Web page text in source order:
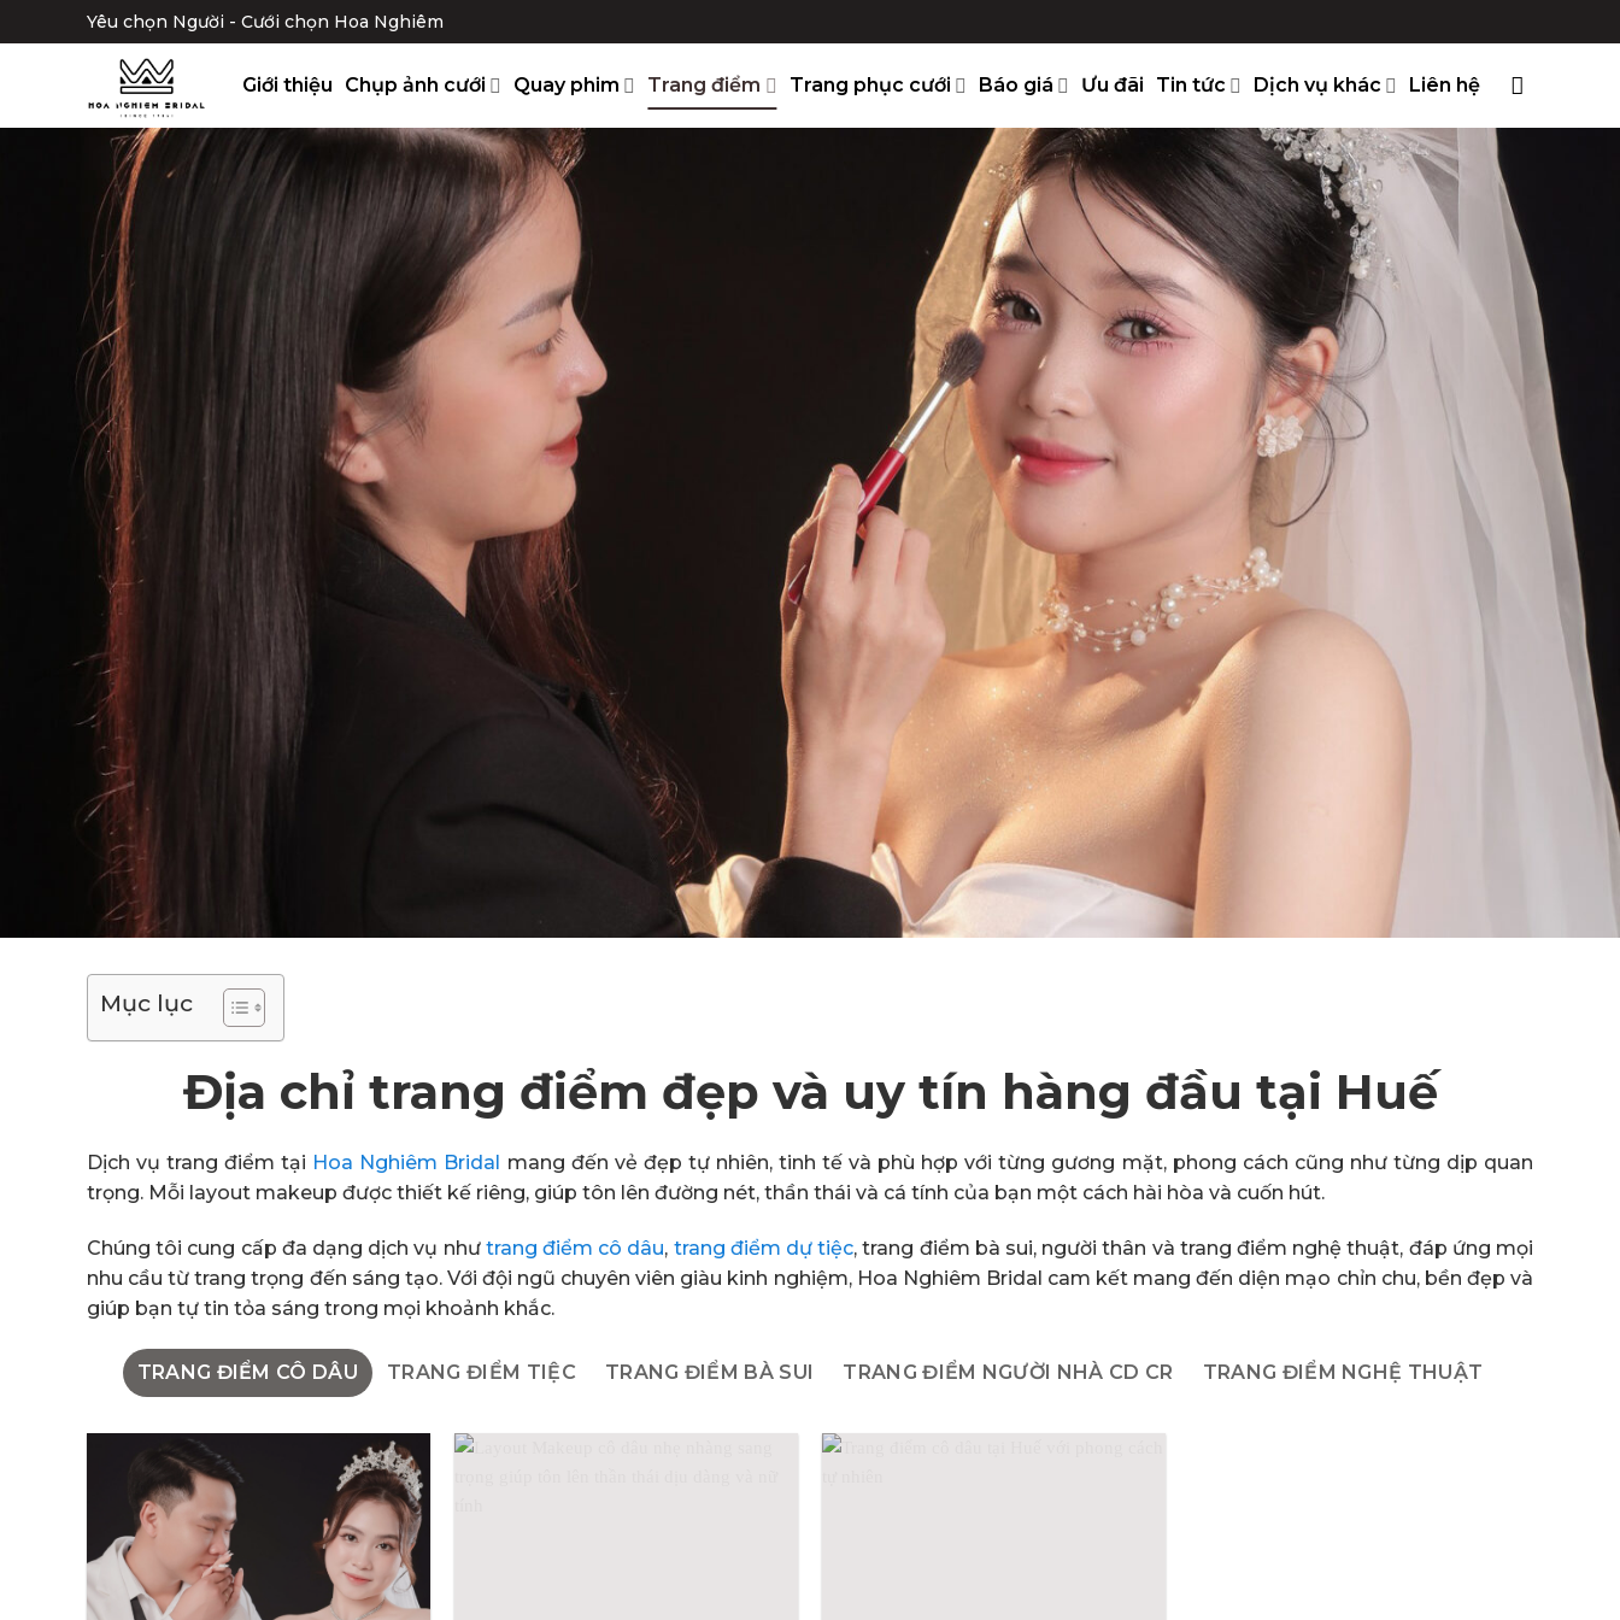
qua
Yêu chọn Người - Cưới chọn Hoa Nghiêm
Giới thiệu Chụp ảnh cưới Quay phim Trang điểm Trang phục cưới Báo giá Ưu đãi Tin tức Dịch vụ khác Liên hệ
Mục lục
Địa chỉ trang điểm đẹp và uy tín hàng đầu tại Huế
Dịch vụ trang điểm tại Hoa Nghiêm Bridal mang đến vẻ đẹp tự nhiên, tinh tế và phù hợp với từng gương mặt, phong cách cũng như từng dịp quan
trọng. Mỗi layout makeup được thiết kế riêng, giúp tôn lên đường nét, thần thái và cá tính của bạn một cách hài hòa và cuốn hút.
Chúng tôi cung cấp đa dạng dịch vụ như trang điểm cô dâu, trang điểm dự tiệc, trang điểm bà sui, người thân và trang điểm nghệ thuật, đáp ứng mọi
nhu cầu từ trang trọng đến sáng tạo. Với đội ngũ chuyên viên giàu kinh nghiệm, Hoa Nghiêm Bridal cam kết mang đến diện mạo chỉn chu, bền đẹp và
giúp bạn tự tin tỏa sáng trong mọi khoảnh khắc.
TRANG ĐIỂM CÔ DÂU TRANG ĐIỂM TIỆC TRANG ĐIỂM BÀ SUI TRANG ĐIỂM NGƯỜI NHÀ CD CR TRANG ĐIỂM NGHỆ THUẬT